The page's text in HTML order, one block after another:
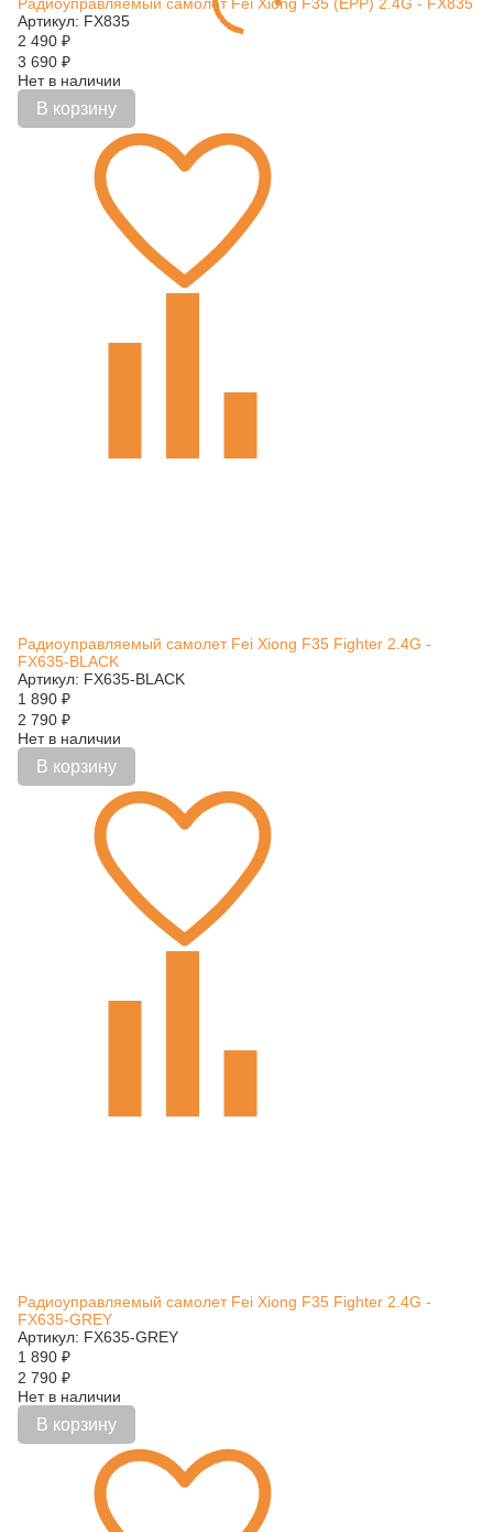
Артикул: FX835
2 490 ₽
3 690 ₽
Нет в наличии
В корзину
Радиоуправляемый самолет Fei Xiong F35 Fighter 2.4G -
FX635-BLACK
Артикул: FX635-BLACK
1 890 ₽
2 790 ₽
Нет в наличии
В корзину
Радиоуправляемый самолет Fei Xiong F35 Fighter 2.4G -
FX635-GREY
Артикул: FX635-GREY
1 890 ₽
2 790 ₽
Нет в наличии
В корзину